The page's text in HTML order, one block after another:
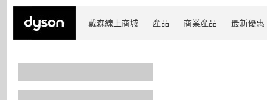
戴森線上商城 產品 商業產品 最新優惠